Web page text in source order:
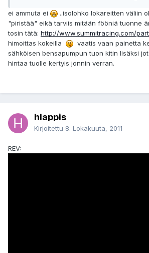
ei ammuta ei
..isolohko lokareitten väliin
"piristää" eikä tarviis mitään fööniä tuonne
tosin tätä: http://www.summitracing.com/
himoittas kokeilla
vaatis vaan painetta
sähköisen bensapumpun tuon kitin lisäksi
hintaa tuolle kertyis jonnin verran.
hlappis
Kirjoitettu 8. Lokakuuta, 2011
REV: